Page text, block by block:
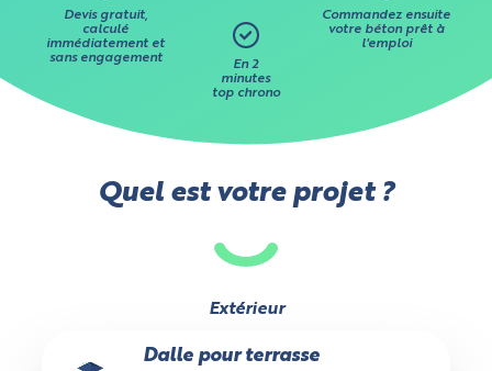
Devis gratuit,
calculé
immédiatement et
sans engagement
En 2
minutes
top chrono
Commandez ensuite
votre béton prêt à
l'emploi
Quel est votre projet ?
Extérieur
Dalle pour terrasse